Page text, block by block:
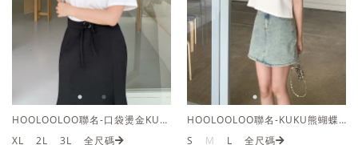
HOOLOOLOO聯名-口袋燙金KUKU熊短袖上衣
XL
2L 3L
全尺碼
HOOLOOLOO聯名-KUKU熊蝴蝶結短袖上衣
S
M L
全尺碼